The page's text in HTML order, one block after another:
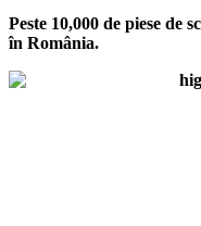
Peste 10,000 de piese de
în România.